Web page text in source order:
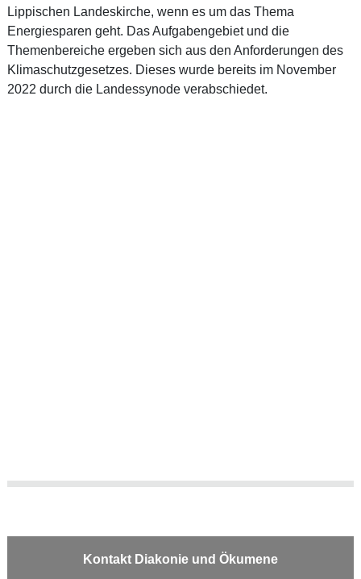
Lippischen Landeskirche, wenn es um das Thema
Energiesparen geht. Das Aufgabengebiet und die
Themenbereiche ergeben sich aus den Anforderungen des
Klimaschutzgesetzes. Dieses wurde bereits im November
2022 durch die Landessynode verabschiedet.
Kontakt Diakonie und Ökumene